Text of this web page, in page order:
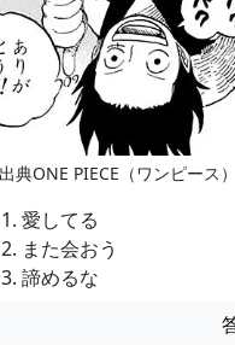
典ONE PIECE（ワンピース）
愛してる
また会おう
諦めるな